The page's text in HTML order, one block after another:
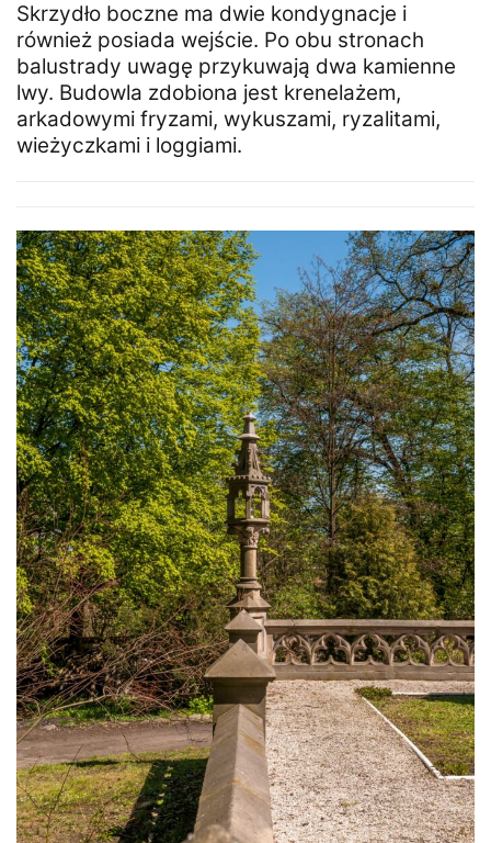
Skrzydło boczne ma dwie kondygnacje i
również posiada wejście. Po obu stronach
balustrady uwagę przykuwają dwa kamienne
lwy. Budowla zdobiona jest krenelażem,
arkadowymi fryzami, wykuszami, ryzalitami,
wieżyczkami i loggiami.